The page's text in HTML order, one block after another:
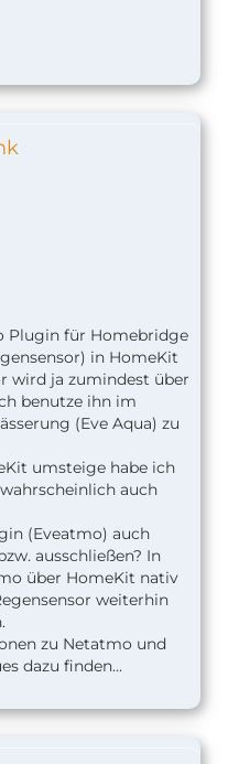
Plugin für Homebridge
in HomeKit
wird ja zumindest über
benutze ihn im
(Eve Aqua) zu
umsteige habe ich
auch
(Eveatmo) auch
ausschließen? In
über HomeKit nativ
weiterhin
zu Netatmo und
dazu finden...